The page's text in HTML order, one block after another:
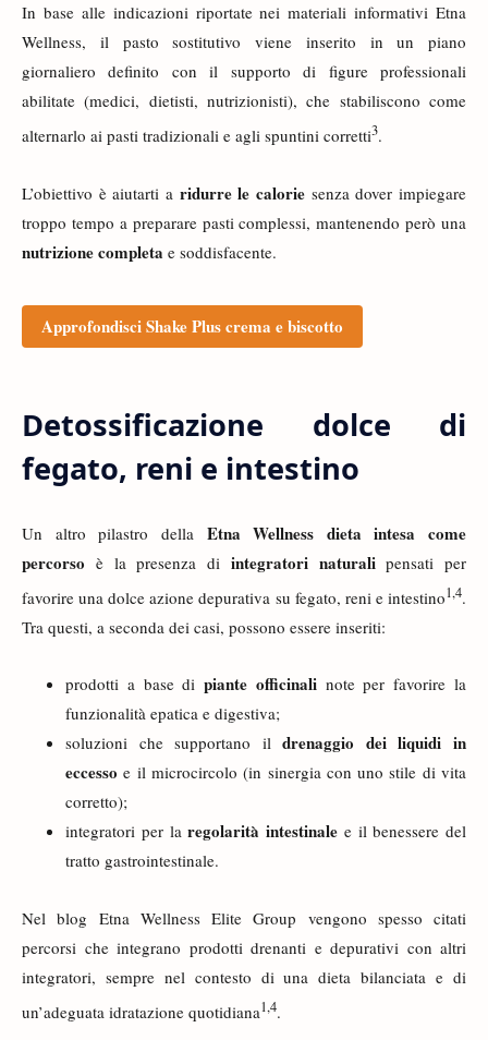
In base alle indicazioni riportate nei materiali informativi Etna
Wellness, il pasto sostitutivo viene inserito in un piano
giornaliero definito con il supporto di figure professionali
abilitate (medici, dietisti, nutrizionisti), che stabiliscono come
alternarlo ai pasti tradizionali e agli spuntini corretti3.
L’obiettivo è aiutarti a ridurre le calorie senza dover impiegare
troppo tempo a preparare pasti complessi, mantenendo però una
nutrizione completa e soddisfacente.
Approfondisci Shake Plus crema e biscotto
Detossificazione dolce di
fegato, reni e intestino
Un altro pilastro della Etna Wellness dieta intesa come
percorso è la presenza di integratori naturalipensati per
favorire una dolce azione depurativa su fegato, reni e intestino1,4.
Tra questi, a seconda dei casi, possono essere inseriti:
prodotti a base dipiante officinalinote per favorire la
funzionalità epatica e digestiva;
soluzioni che supportano ildrenaggio dei liquidi in
eccesso e il microcircolo (in sinergia con uno stile di vita
corretto);
integratori per laregolarità intestinale e il benessere del
tratto gastrointestinale.
Nel blog Etna Wellness Elite Group vengono spesso citati
percorsi che integrano prodotti drenanti e depurativi con altri
integratori, sempre nel contesto di una dieta bilanciata e di
un’adeguata idratazione quotidiana1,4.